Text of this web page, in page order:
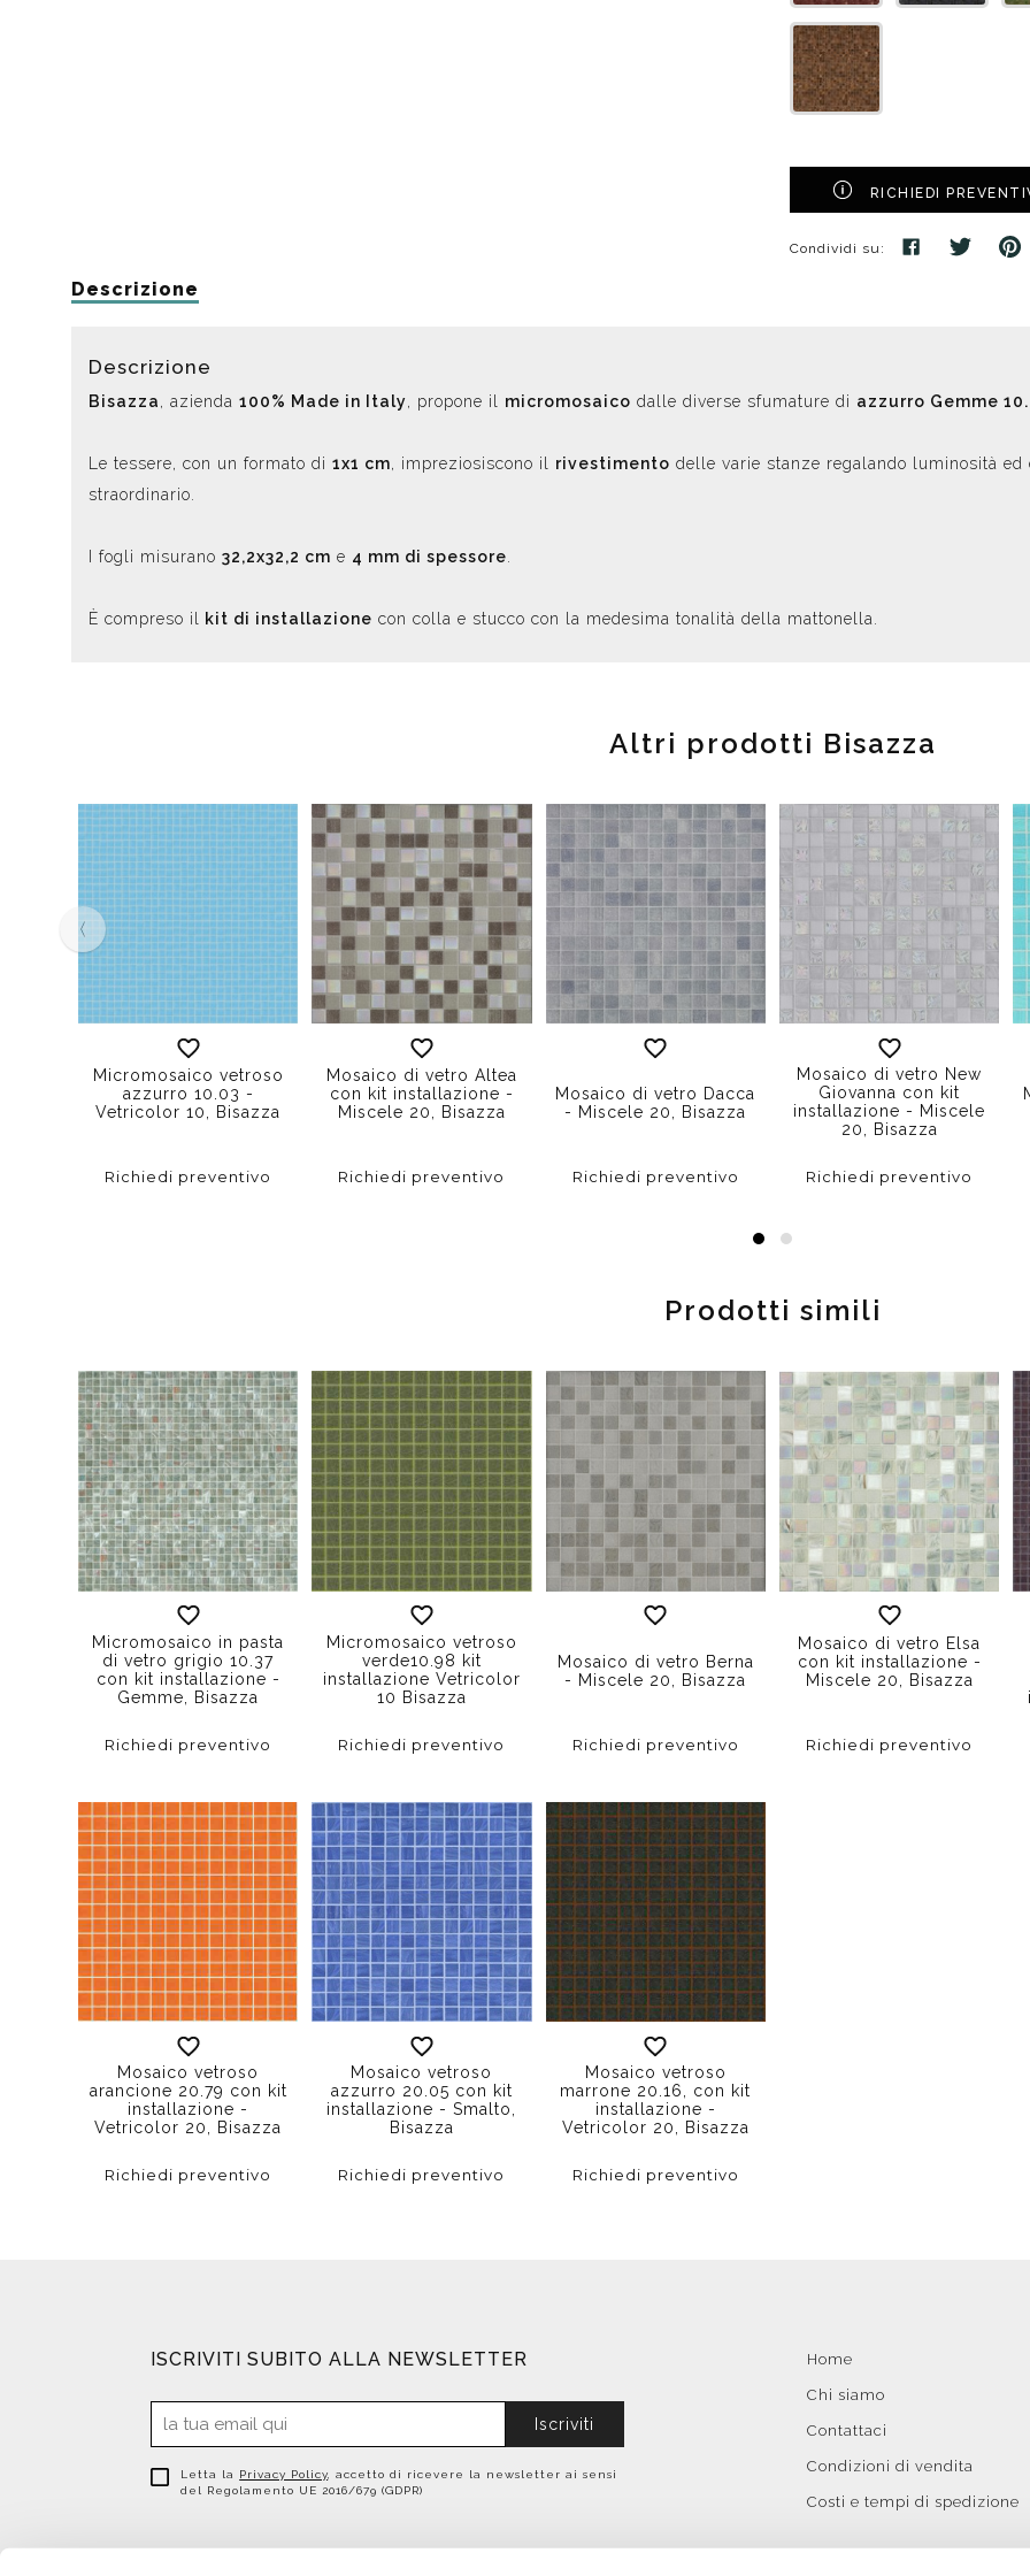
RICHIEDI
Condividi su:
Descrizione
Descrizione
Bisazza, azienda 100% Made in Italy, propone il micromosaico dalle diverse sfumature di azzurro Gemme
Le tessere, con un formato di 1x1 cm, impreziosiscono il rivestimento delle varie stanze regalando luminosità
straordinario.
I fogli misurano 32,2x32,2 cm e 4 mm di spessore
È compreso il kit di installazione con colla e stucco con la medesima tonalità della mattonella.
Altri prodotti Bisazza
Micromosaico vetroso
azzurro 10.03 -
Vetricolor 10, Bisazza
Richiedi preventivo
Mosaico di vetro Altea
con kit installazione -
Miscele 20, Bisazza
Richiedi preventivo
Mosaico di vetro Dacca
- Miscele 20, Bisazza
Richiedi preventivo
Mosaico di vetro New
Giovanna con kit
installazione - Miscele
20, Bisazza
Richiedi preventivo
‹
Prodotti simili
Micromosaico in pasta
di vetro grigio 10.37
con kit installazione -
Gemme, Bisazza
Richiedi preventivo
Micromosaico vetroso
verde10.98 kit
installazione Vetricolor
10 Bisazza
Richiedi preventivo
Mosaico di vetro Berna
- Miscele 20, Bisazza
Richiedi preventivo
Mosaico di vetro Elsa
con kit installazione -
Miscele 20, Bisazza
Richiedi preventivo
Mosaico vetroso
arancione 20.79 con kit
installazione -
Vetricolor 20, Bisazza
Richiedi preventivo
Mosaico vetroso
azzurro 20.05 con kit
installazione - Smalto,
Bisazza
Richiedi preventivo
Mosaico vetroso
marrone 20.16, con kit
installazione -
Vetricolor 20, Bisazza
Richiedi preventivo
ISCRIVITI SUBITO ALLA NEWSLETTER
Iscriviti
Letta la Privacy Policy , accetto di ricevere la newsletter ai sensi
del Regolamento UE 2016/679 (GDPR)
Home
Chi siamo
Contattaci
Condizioni di vendita
Costi e tempi di spedizione